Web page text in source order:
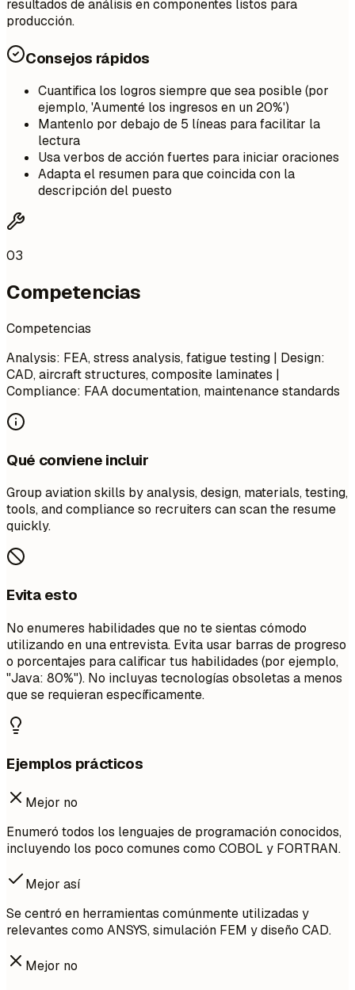
resultados de análisis en componentes listos para
producción.
Consejos rápidos
Cuantifica los logros siempre que sea posible (por
ejemplo, 'Aumenté los ingresos en un 20%')
Mantenlo por debajo de 5 líneas para facilitar la
lectura
Usa verbos de acción fuertes para iniciar oraciones
Adapta el resumen para que coincida con la
descripción del puesto
03
Competencias
Competencias
Analysis: FEA, stress analysis, fatigue testing | Design:
CAD, aircraft structures, composite laminates |
Compliance: FAA documentation, maintenance standards
Qué conviene incluir
Group aviation skills by analysis, design, materials, testing,
tools, and compliance so recruiters can scan the resume
quickly.
Evita esto
No enumeres habilidades que no te sientas cómodo
utilizando en una entrevista. Evita usar barras de progreso
o porcentajes para calificar tus habilidades (por ejemplo,
"Java: 80%"). No incluyas tecnologías obsoletas a menos
que se requieran específicamente.
Ejemplos prácticos
Mejor no
Enumeró todos los lenguajes de programación conocidos,
incluyendo los poco comunes como COBOL y FORTRAN.
Mejor así
Se centró en herramientas comúnmente utilizadas y
relevantes como ANSYS, simulación FEM y diseño CAD.
Mejor no